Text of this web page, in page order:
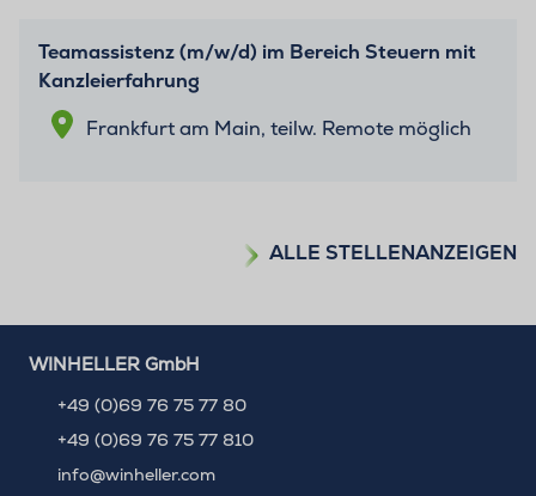
Teamassistenz (m/w/d) im Bereich Steuern mit
Kanzleierfahrung
Frankfurt am Main, teilw. Remote möglich
ALLE STELLENANZEIGEN
WINHELLER GmbH
+49 (0)69 76 75 77 80
+49 (0)69 76 75 77 810
info@winheller.com